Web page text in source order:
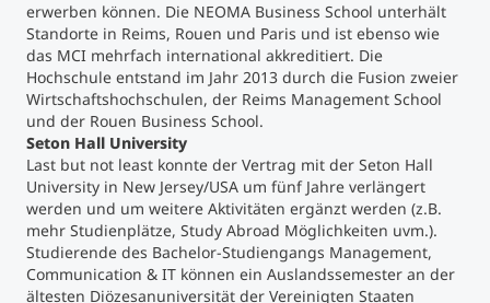
erwerben können. Die NEOMA Business School unterhält
Standorte in Reims, Rouen und Paris und ist ebenso wie
das MCI mehrfach international akkreditiert. Die
Hochschule entstand im Jahr 2013 durch die Fusion zweier
Wirtschaftshochschulen, der Reims Management School
und der Rouen Business School.
Seton Hall University
Last but not least konnte der Vertrag mit der Seton Hall
University in New Jersey/USA um fünf Jahre verlängert
werden und um weitere Aktivitäten ergänzt werden (z.B.
mehr Studienplätze, Study Abroad Möglichkeiten uvm.).
Studierende des Bachelor-Studiengangs Management,
Communication & IT können ein Auslandssemester an der
ältesten Diözesanuniversität der Vereinigten Staaten